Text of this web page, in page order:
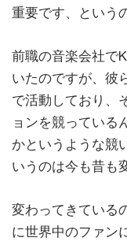
重要です、という
前職の音楽会社で
いたのですが、彼
で活動しており、
ョンを競っている
かというような競
いうのは今も昔も
変わってきている
に世界中のファン